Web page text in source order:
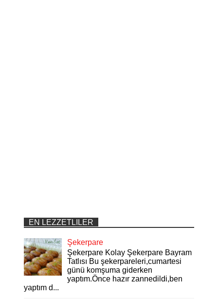
EN LEZZETLILER
Şekerpare
Şekerpare Kolay Şekerpare Bayram
Tatlısı Bu şekerpareleri,cumartesi
günü komşuma giderken
yaptım.Önce hazır zannedildi,ben
yaptım d...